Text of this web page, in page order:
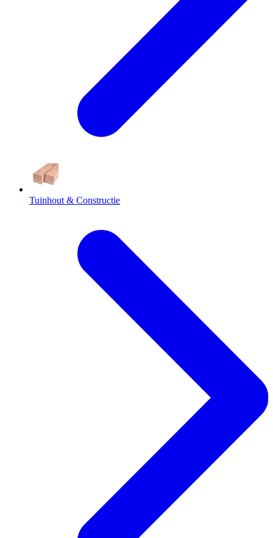
Tuinhout & Constructie